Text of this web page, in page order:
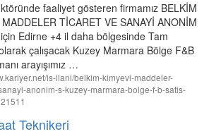
faaliyet gösteren firmamız BELKİM
TİCARET VE SANAYİ ANONİM
Edirne +4 il daha bölgesinde Tam
çalışacak Kuzey Marmara Bölge F&B
arayışımız …
is-ilani/belkim-kimyevi-maddeler-
anonim-s-kuzey-marmara-bolge-f-b-satis-
Teknikeri